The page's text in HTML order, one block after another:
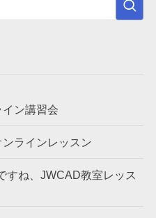
ン講習会
ラインレッスン
すね、JWCAD教室レッス